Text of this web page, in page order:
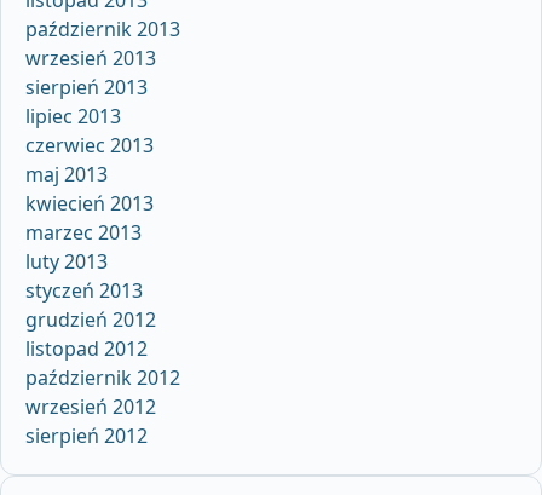
październik 2013
wrzesień 2013
sierpień 2013
lipiec 2013
czerwiec 2013
maj 2013
kwiecień 2013
marzec 2013
luty 2013
styczeń 2013
grudzień 2012
listopad 2012
październik 2012
wrzesień 2012
sierpień 2012